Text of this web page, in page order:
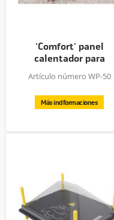
'Comfort' panel
calentador para
pollitos,...
Artículo número WP-50
Más indformaciones